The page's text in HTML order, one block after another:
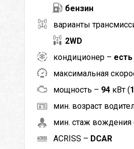
бензин
варианты
2WD
кондиционер –
максимальная
мощность – 94 кВт (
мин. возраст
мин. стаж вождения
ACRISS – DCAR